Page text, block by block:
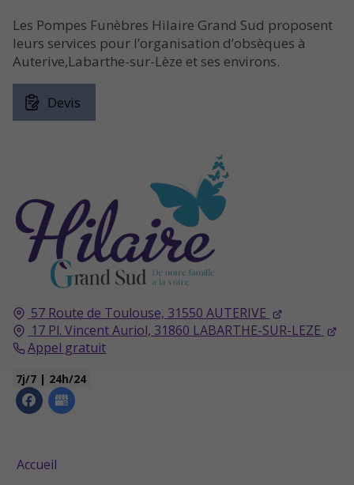
57 Route de Toulouse, 31550 AUTERIVE
17 Pl. Vincent Auriol, 31860 LABARTHE-SUR-LEZE
Appel gratuit
7j/7 | 24h/24
Accueil
Les Pompes Funèbres Hilaire Grand Sud proposent
leurs services pour l’organisation d’obsèques à
Auterive,Labarthe-sur-Lèze et ses environs.
Devis